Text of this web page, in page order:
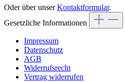
Oder über unserKontaktformular.
Gesetzliche Informationen
Impressum
Datenschutz
AGB
Widerrufsrecht
Vertrag widerrufen